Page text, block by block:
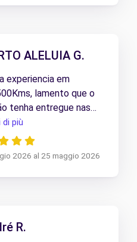
ALELUIA G.
experiencia em
lamento que o
tenha entregue nas
teve de o limpar 2
Obrigado
di più
2026 al 25 maggio 2026
R.